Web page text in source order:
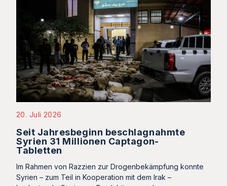
20. Juli 2026
Seit Jahresbeginn beschlagnahmte
Syrien 31 Millionen Captagon-
Tabletten
Im Rahmen von Razzien zur Drogenbekämpfung konnte
Syrien – zum Teil in Kooperation mit dem Irak –